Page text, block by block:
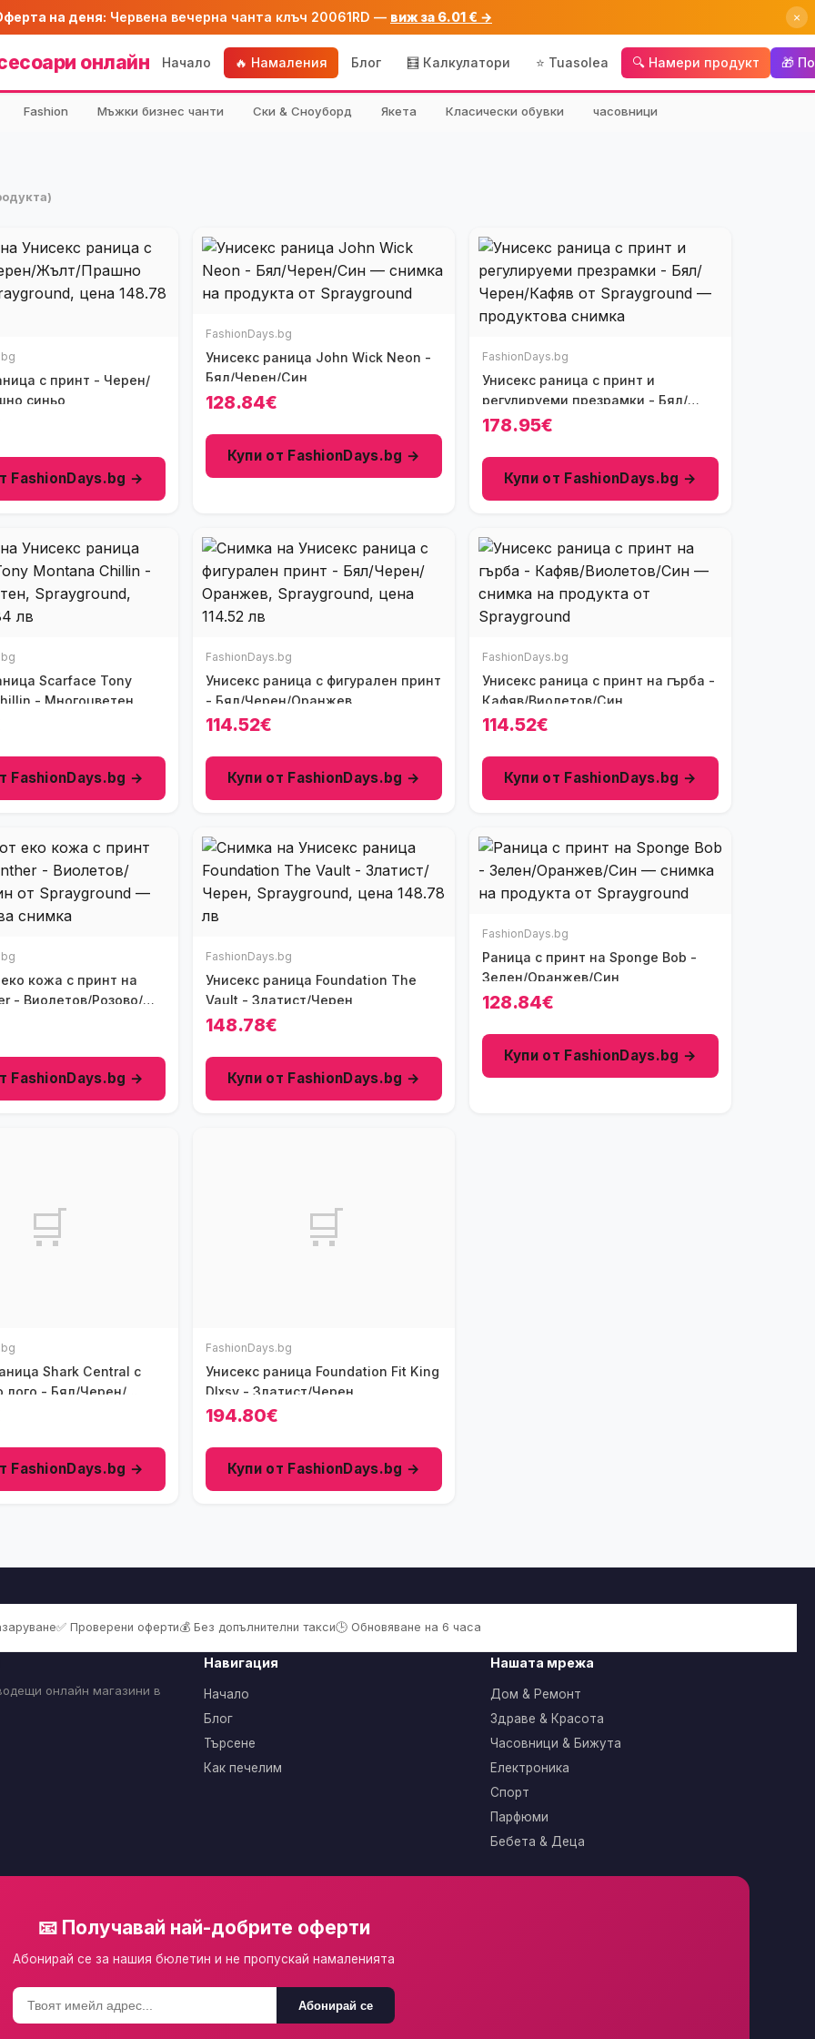
на деня: Червена вечерна чанта клъч 20061RD — виж за 6.01 € → ×
онлайн Начало 🔥 Намаления Блог 🧮 Калкулатори ⭐ Tuasolea 🔍 Намери продукт 🎁
Fashion Мъжки бизнес чанти Ски & Сноуборд Якета Класически обувки часовници
с принт - Черен/
синьо
FashionDays.bg →
FashionDays.bg
Унисекс раница John Wick Neon -
Бял/Черен/Син
128.84€
Купи от FashionDays.bg →
FashionDays.bg
Унисекс раница с принт и
регулируеми презрамки - Бял/
Черен/Кафяв
178.95€
Купи от FashionDays.bg →
Scarface Tony
- Многоцветен
FashionDays.bg →
FashionDays.bg
Унисекс раница с фигурален принт
- Бял/Черен/Оранжев
114.52€
Купи от FashionDays.bg →
FashionDays.bg
Унисекс раница с принт на гърба -
Кафяв/Виолетов/Син
114.52€
Купи от FashionDays.bg →
кожа с принт на
- Виолетов/Розово/
FashionDays.bg →
FashionDays.bg
Унисекс раница Foundation The
Vault - Златист/Черен
148.78€
Купи от FashionDays.bg →
FashionDays.bg
Раница с принт на Sponge Bob -
Зелен/Оранжев/Син
128.84€
Купи от FashionDays.bg →
🛒
Shark Central с
лого - Бял/Черен/
FashionDays.bg →
🛒
FashionDays.bg
Унисекс раница Foundation Fit King
Dlxsv - Златист/Черен
194.80€
Купи от FashionDays.bg →
✅ Проверени оферти💰 Без допълнителни такси🕒 Обновяване на 6 часа
онлайн магазини в
Навигация
Начало
Блог
Търсене
Как печелим
Нашата мрежа
Дом & Ремонт
Здраве & Красота
Часовници & Бижута
Електроника
Спорт
Парфюми
Бебета & Деца
📧 Получавай най-добрите оферти
Абонирай се за нашия бюлетин и не пропускай намаленията
Абонирай се